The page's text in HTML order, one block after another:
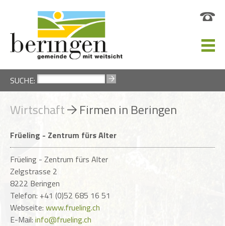
SUCHE:
Wirtschaft Firmen in Beringen
Früeling - Zentrum fürs Alter
Früeling - Zentrum fürs Alter
Zelgstrasse 2
8222 Beringen
Telefon: +41 (0)52 685 16 51
Webseite: www.frueling.ch
E-Mail: info@frueling.ch